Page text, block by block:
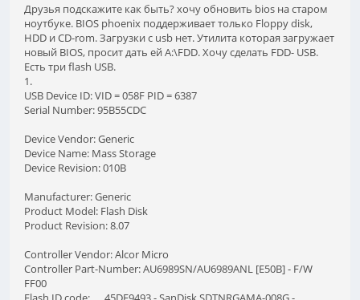
Друзья подскажите как быть? хочу обновить bios на старом
ноутбуке. BIOS phoenix поддерживает только Floppy disk,
HDD и CD-rom. Загрузки с usb нет. Утилита которая загружает
новый BIOS, просит дать ей A:\FDD. Хочу сделать FDD- USB.
Есть три flash USB.
1.
USB Device ID: VID = 058F PID = 6387
Serial Number: 95B55CDC
Device Vendor: Generic
Device Name: Mass Storage
Device Revision: 010B
Manufacturer: Generic
Product Model: Flash Disk
Product Revision: 8.07
Controller Vendor: Alcor Micro
Controller Part-Number: AU6989SN/AU6989ANL [E50B] - F/W
FF00